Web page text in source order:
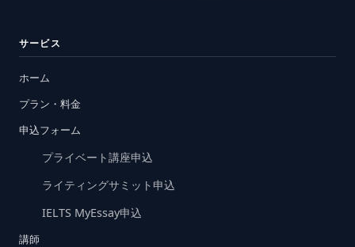
サービス
ホーム
プラン・料金
申込フォーム
プライベート講座申込
ライティングサミット申込
IELTS MyEssay申込
講師